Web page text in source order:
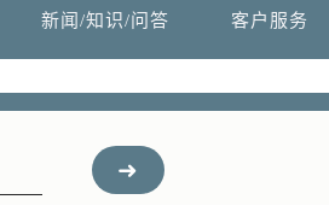
新闻/知识/问答 客户服务